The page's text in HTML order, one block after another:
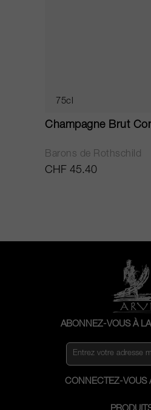
75cl
Champagne Brut
Barons de Rothschild
CHF 45.40
ABONNEZ-VOUS À
CONNECTEZ-VOUS